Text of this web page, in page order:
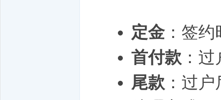
定金：签约
首付款 ：
尾款 ：过